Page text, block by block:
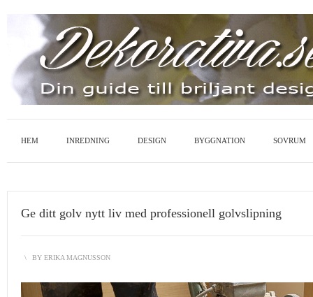
HEM INREDNING DESIGN BYGGNATION SOVRUM
Ge ditt golv nytt liv med professionell golvslipning
\ BY ERIKA MAGNUSSON